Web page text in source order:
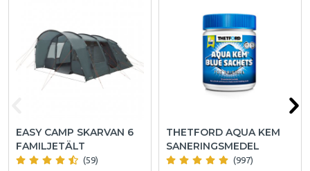
EASY CAMP SKARVAN 6
FAMILJETÄLT
(59)
THETFORD AQUA KEM
SANERINGSMEDEL
(997)